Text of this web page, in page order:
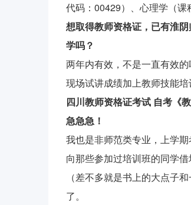
代码：00429）、心理学（课
想取得教师资格证，已有淮
学吗？
两年内有效，不是一直有效
现场试讲成绩加上教师技能
四川教师资格证考试 自考《
急急急！
我也是非师范类专业，上学期
向那些参加过培训班的同学
（差不多就是书上的大点子
了。